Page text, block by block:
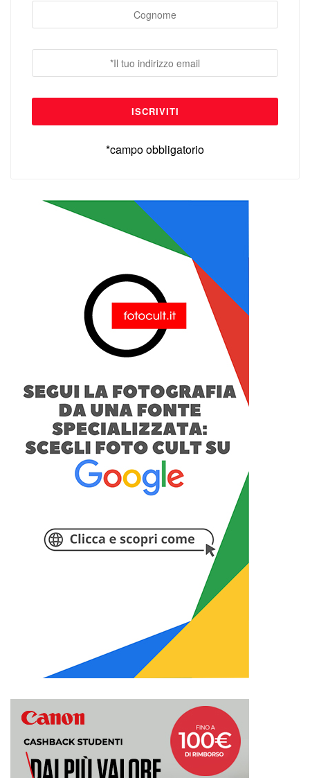
*campo obbligatorio